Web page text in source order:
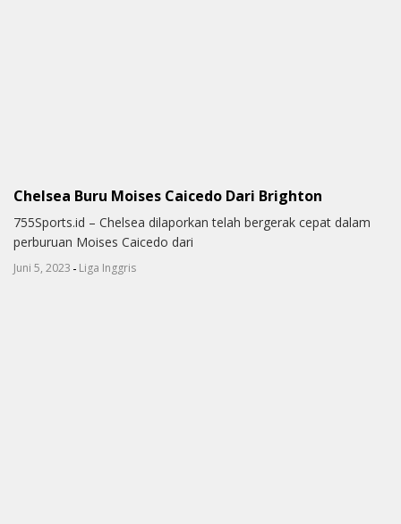
Chelsea Buru Moises Caicedo Dari Brighton
755Sports.id – Chelsea dilaporkan telah bergerak cepat dalam
perburuan Moises Caicedo dari
Juni 5, 2023 - Liga Inggris